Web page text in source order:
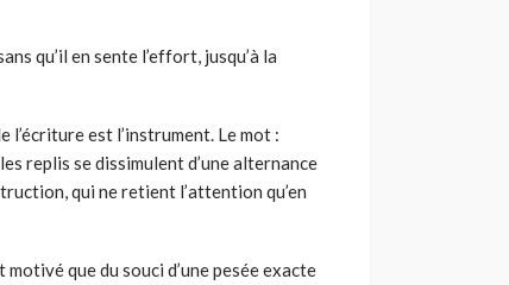
qu’il en sente l’effort, jusqu’à la
l’écriture est l’instrument. Le mot :
replis se dissimulent d’une alternance
qui ne retient l’attention qu’en
que du souci d’une pesée exacte